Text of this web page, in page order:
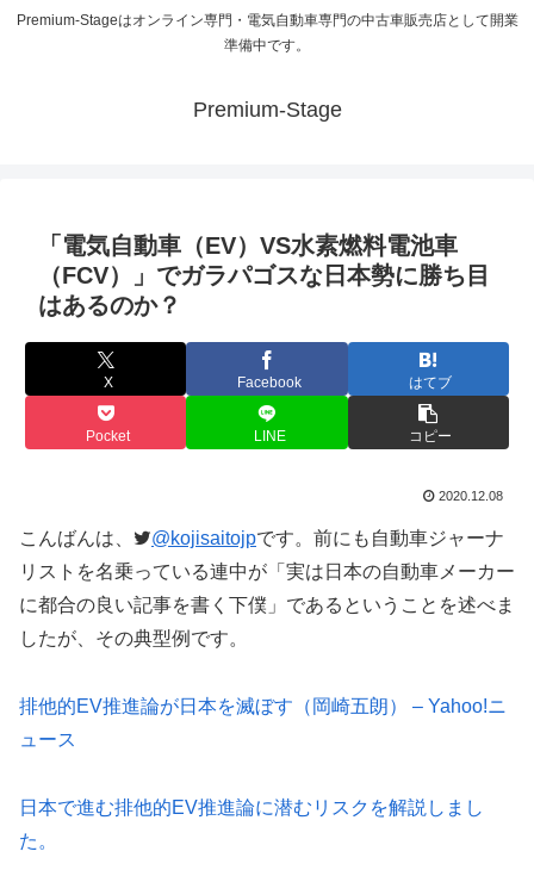
Premium-Stageはオンライン専門・電気自動車専門の中古車販売店として開業
準備中です。
Premium-Stage
「電気自動車（EV）VS水素燃料電池車
（FCV）」でガラパゴスな日本勢に勝ち目
はあるのか？
X Facebook はてブ
Pocket LINE コピー
2020.12.08
こんばんは、 @kojisaitojpです。前にも自動車ジャーナ
リストを名乗っている連中が「実は日本の自動車メーカー
に都合の良い記事を書く下僕」であるということを述べま
したが、その典型例です。
排他的EV推進論が日本を滅ぼす（岡崎五朗） – Yahoo!ニ
ュース
日本で進む排他的EV推進論に潜むリスクを解説しまし
た。